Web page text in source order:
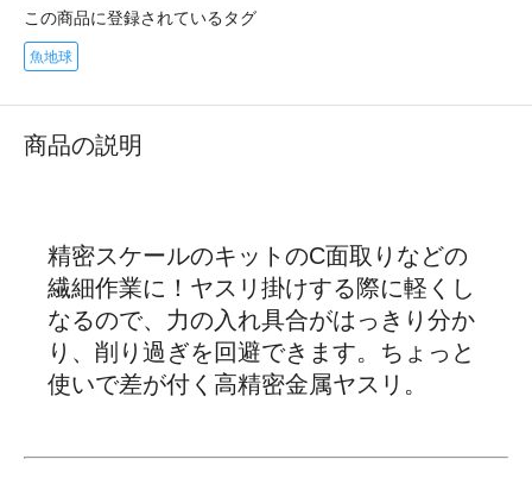
この商品に登録されているタグ
魚地球
商品の説明
精密スケールのキットのC面取りなどの
繊細作業に！ヤスリ掛けする際に軽くし
なるので、力の入れ具合がはっきり分か
り、削り過ぎを回避できます。ちょっと
使いで差が付く高精密金属ヤスリ。